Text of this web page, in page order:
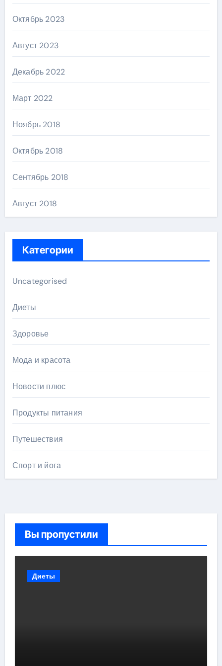
Октябрь 2023
Август 2023
Декабрь 2022
Март 2022
Ноябрь 2018
Октябрь 2018
Сентябрь 2018
Август 2018
Категории
Uncategorised
Диеты
Здоровье
Мода и красота
Новости плюс
Продукты питания
Путешествия
Спорт и йога
Вы пропустили
Диеты